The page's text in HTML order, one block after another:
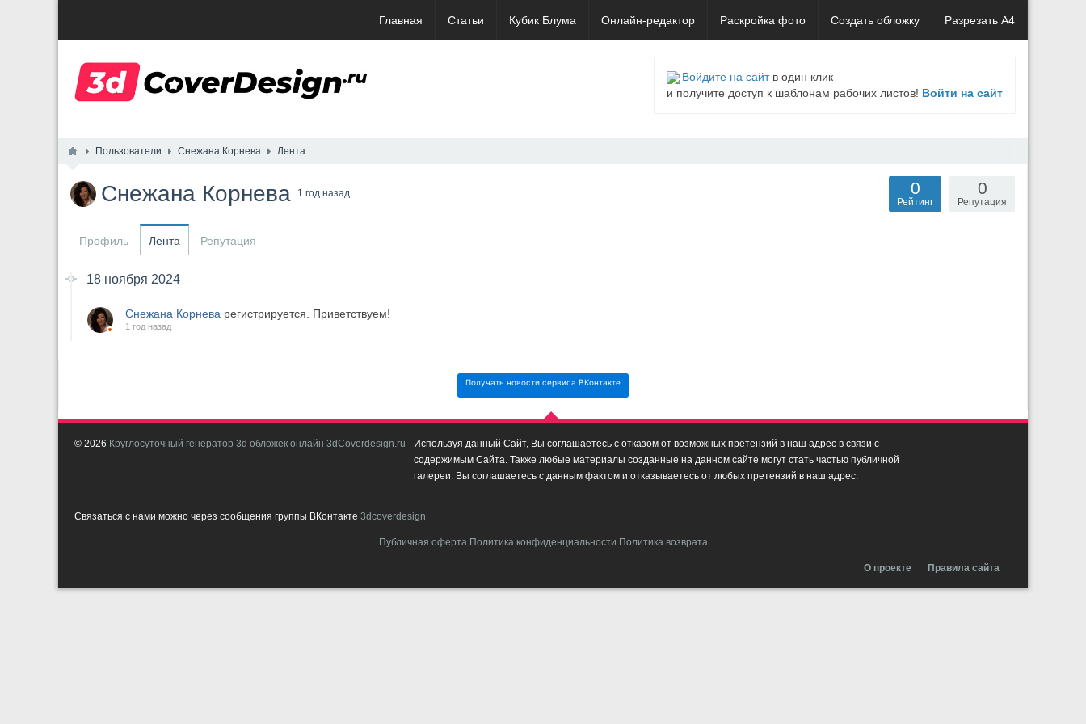
Главная Статьи Кубик Блума Онлайн-редактор Раскройка фото Создать обложку Разрезать А4
Войдите на сайтв один клик
и получите доступ к шаблонам рабочих листов! Войти на сайт
Пользователи Снежана Корнева Лента
Снежана Корнева 1 год назад 0
Репутация
0
Рейтинг
Профиль Лента Репутация
18 ноября 2024
Снежана Корнева регистрируется. Приветствуем!
1 год назад
Получать новости сервиса ВКонтакте
© 2026 Круглосуточный генератор 3d обложек онлайн 3dCoverdesign.ru
Используя данный Сайт, Вы соглашаетесь с отказом от возможных претензий в наш адрес в связи с
содержимым Сайта. Также любые материалы созданные на данном сайте могут стать частью публичной
галереи. Вы соглашаетесь с данным фактом и отказываетесь от любых претензий в наш адрес.
Связаться с нами можно через сообщения группы ВКонтакте 3dcoverdesign
Публичная оферта Политика конфиденциальности Политика возврата
О проекте Правила сайта